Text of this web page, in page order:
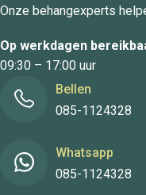
Onze behangexperts
Op werkdagen
09:30 – 17:00 uur
Bellen
085-1124328
Whatsapp
085-1124328